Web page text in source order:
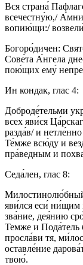
Вся страна́
всечестну́ю,/
вопию́щи:/
Богоро́дичен:
Сове́та А́нгела
пою́щих ему́
Ин кондак, глас 4:
Доброде́тельми
всех яви́ся
разда́в/ и
Те́мже всю́ду и
пра́ведным и
Седа́лен, глас 8:
Милостинолю́бный
яви́лся еси́ ни́щим
зва́ние, дея́нию
Темже и Пода́тель
просла́ви тя,
оставле́ние
твою́.